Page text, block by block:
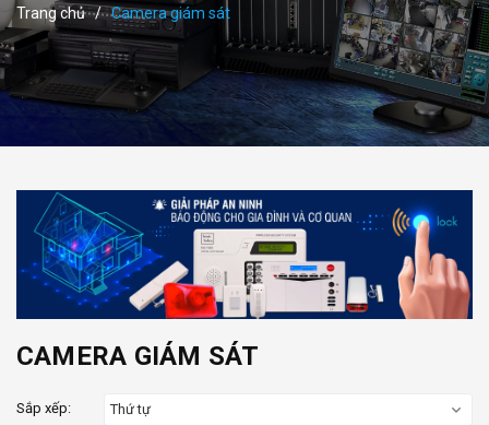
Trang chủ / Camera giám sát
CAMERA GIÁM SÁT
Sắp xếp: Thứ tự